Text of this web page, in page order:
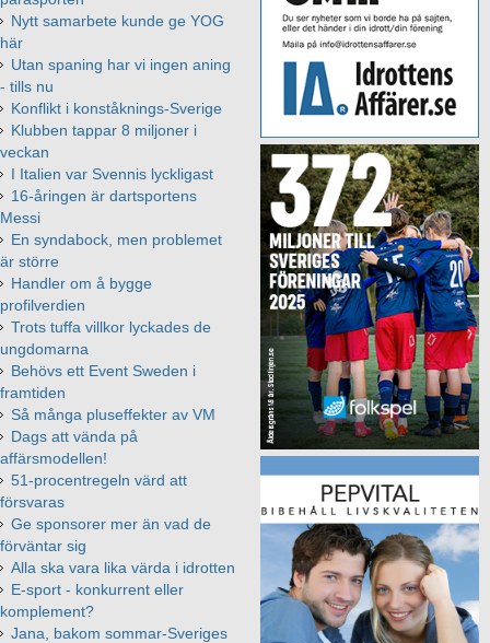
Nytt samarbete kunde ge YOG
här
Utan spaning har vi ingen aning
- tills nu
Konflikt i konståknings-Sverige
Klubben tappar 8 miljoner i
veckan
I Italien var Svennis lyckligast
16-åringen är dartsportens
Messi
En syndabock, men problemet
är större
Handler om å bygge
profilverdien
Trots tuffa villkor lyckades de
ungdomarna
Behövs ett Event Sweden i
framtiden
Så många pluseffekter av VM
Dags att vända på
affärsmodellen!
51-procentregeln värd att
försvaras
Ge sponsorer mer än vad de
förväntar sig
Alla ska vara lika värda i idrotten
E-sport - konkurrent eller
komplement?
Jana, bakom sommar-Sveriges